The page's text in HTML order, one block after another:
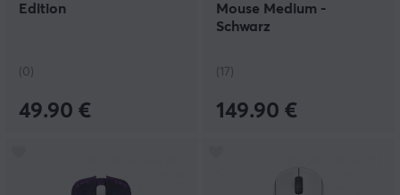
Edition
(0)
49.90 €
Mouse Medium -
Schwarz
(17)
149.90 €